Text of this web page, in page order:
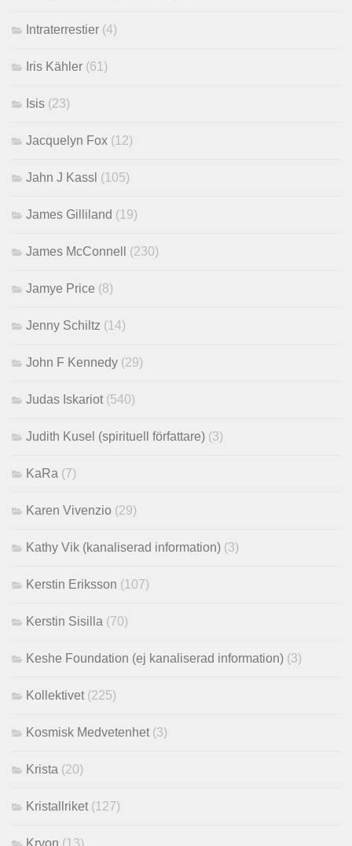
Intraterrestier (4)
Iris Kähler (61)
Isis (23)
Jacquelyn Fox (12)
Jahn J Kassl (105)
James Gilliland (19)
James McConnell (230)
Jamye Price (8)
Jenny Schiltz (14)
John F Kennedy (29)
Judas Iskariot (540)
Judith Kusel (spirituell författare) (3)
KaRa (7)
Karen Vivenzio (29)
Kathy Vik (kanaliserad information) (3)
Kerstin Eriksson (107)
Kerstin Sisilla (70)
Keshe Foundation (ej kanaliserad information) (3)
Kollektivet (225)
Kosmisk Medvetenhet (3)
Krista (20)
Kristallriket (127)
Kryon (13)